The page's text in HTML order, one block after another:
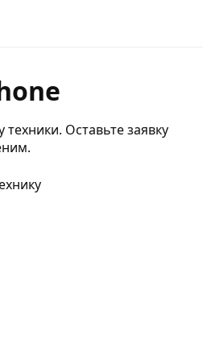
Оставьте заявку